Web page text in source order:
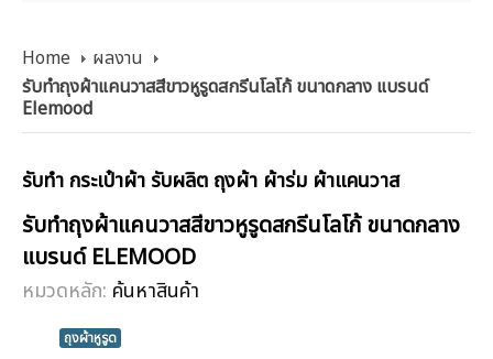
Home
ผลงาน
รับทำถุงผ้าแคนวาสสีขาวหูรูดสกรีนโลโก้ ขนาดกลาง แบรนด์
Elemood
รับทำ กระเป๋าผ้า รับผลิต ถุงผ้า ผ้าร่ม ผ้าแคนวาส
รับทำถุงผ้าแคนวาสสีขาวหูรูดสกรีนโลโก้ ขนาดกลาง
แบรนด์ ELEMOOD
หมวดหลัก: ค้นหาสินค้า
ถุงผ้าหูรูด